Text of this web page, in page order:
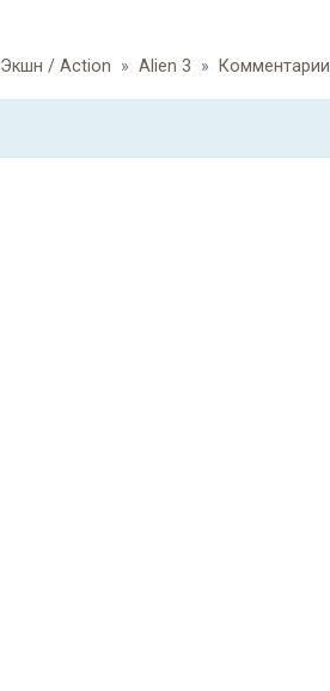
Экшн / Action Alien 3 Комментарии